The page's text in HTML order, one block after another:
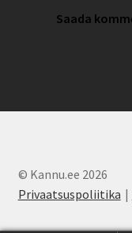
© Kannu.ee 2026
Privaatsuspoliitika